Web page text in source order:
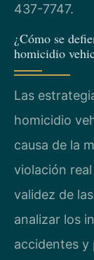
437-7747.
¿Cómo se
homicidio
Las
homicidio
causa de la
violación
validez de
analizar los
accidentes y